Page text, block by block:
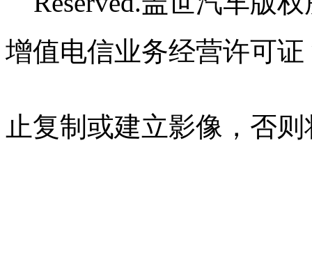
增值电信业务经营许可证
止复制或建立影像，否